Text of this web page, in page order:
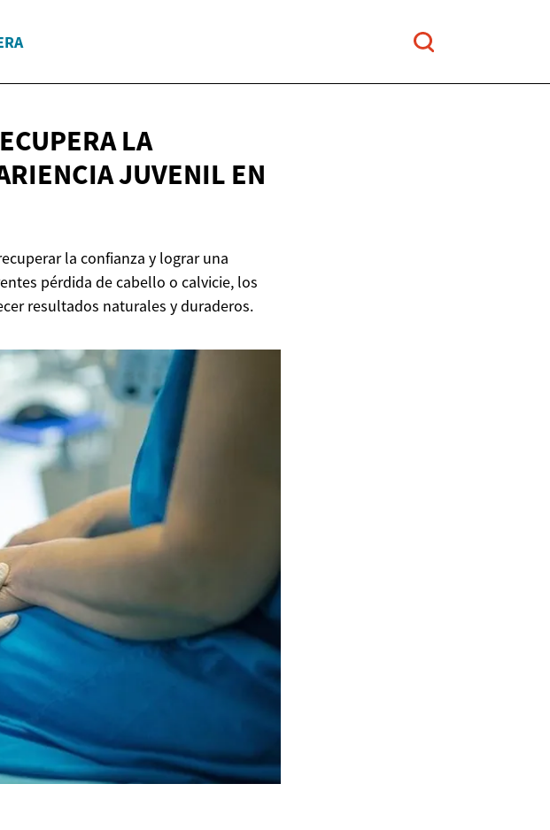
LA
JUVENIL EN
la confianza y lograr una
pérdida de cabello o calvicie, los
resultados naturales y duraderos.